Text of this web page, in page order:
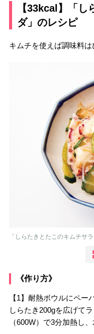
【33kcal】「し
ダ」のレシピ
キムチを使えば調味料は
「しらたきとたこのキムチサラ
《作り方》
【1】耐熱ボウルにペー
しらたき200gを広げて
（600W）で3分加熱し、